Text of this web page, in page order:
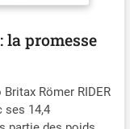
5
plus
soutien
tête aux
promesse
Römer RIDER
ses 14,4